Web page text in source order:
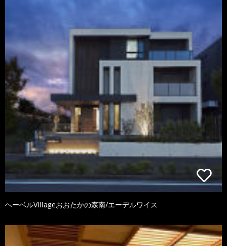
ヘーベルVillageおおたかの森南/エーデルワイス